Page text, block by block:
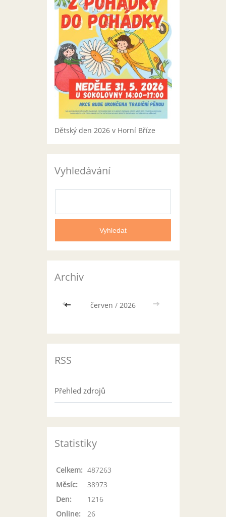
Dětský den 2026 v Horní Bříze
Vyhledávání
Archiv
<< červen / 2026 >>
RSS
Přehled zdrojů
Statistiky
Online: 26
Celkem: 487263
Měsíc:
38973
Den:
1216